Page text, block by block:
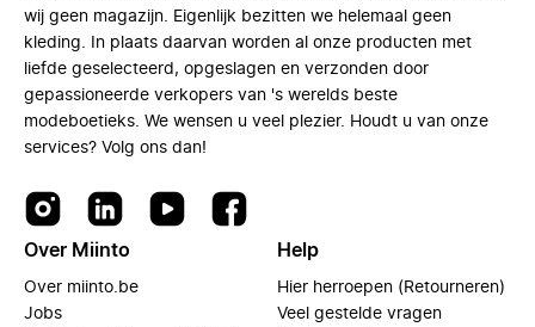
wij geen magazijn. Eigenlijk bezitten we helemaal geen
kleding. In plaats daarvan worden al onze producten met
liefde geselecteerd, opgeslagen en verzonden door
gepassioneerde verkopers van 's werelds beste
modeboetieks. We wensen u veel plezier. Houdt u van onze
services? Volg ons dan!
Over Miinto
Over miinto.be
Jobs
Help
Hier herroepen (Retourneren)
Veel gestelde vragen